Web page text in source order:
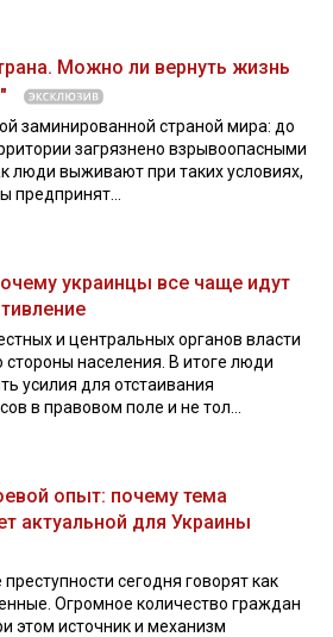
Можно ли вернуть жизнь
заминированной страной мира: до
загрязнено взрывоопасными
люди выживают при таких условиях,
предпринят...
украинцы все чаще идут
и центральных органов власти
населения. В итоге люди
усилия для отстаивания
в правовом поле и не тол...
опыт: почему тема
актуальной для Украины
сегодня говорят как
Огромное количество граждан
этом источник и механизм